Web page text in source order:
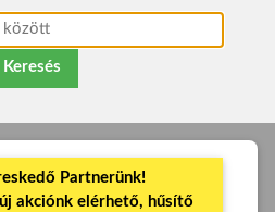
Partnerünk!
akciónk elérhető, hűsítő